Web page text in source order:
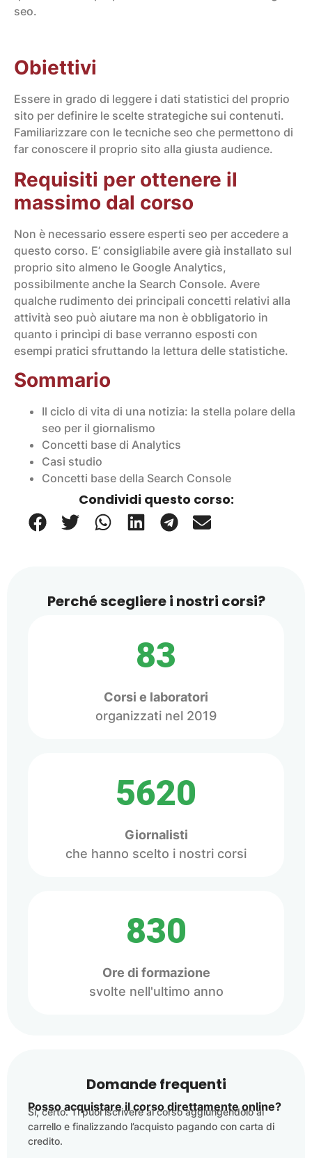
seo.
Obiettivi
Essere in grado di leggere i dati statistici del proprio
sito per definire le scelte strategiche sui contenuti.
Familiarizzare con le tecniche seo che permettono di
far conoscere il proprio sito alla giusta audience.
Requisiti per ottenere il
massimo dal corso
Non è necessario essere esperti seo per accedere a
questo corso. E’ consigliabile avere già installato sul
proprio sito almeno le Google Analytics,
possibilmente anche la Search Console. Avere
qualche rudimento dei principali concetti relativi alla
attività seo può aiutare ma non è obbligatorio in
quanto i princìpi di base verranno esposti con
esempi pratici sfruttando la lettura delle statistiche.
Sommario
Il ciclo di vita di una notizia: la stella polare della
seo per il giornalismo
Concetti base di Analytics
Casi studio
Concetti base della Search Console
Condividi questo corso:
Perché scegliere i nostri corsi?
83
Corsi e laboratori
organizzati nel 2019
5620
Giornalisti
che hanno scelto i nostri corsi
830
Ore di formazione
svolte nell'ultimo anno
Domande frequenti
Posso acquistare il corso direttamente online?
Sì, certo. Ti puoi iscrivere al corso aggiungendolo al
carrello e finalizzando l’acquisto pagando con carta di
credito.